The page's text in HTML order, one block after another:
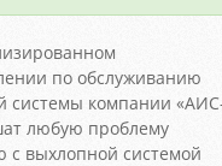
по обслуживанию
системы компании
любую проблему
с выхлопной системой